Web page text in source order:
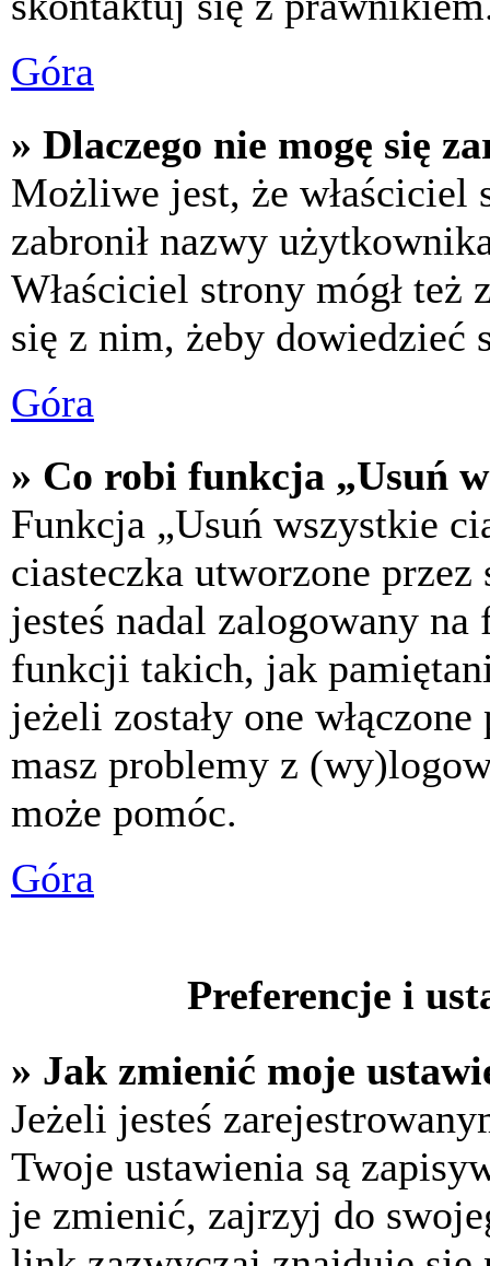
Góra
» Dlaczego nie mogę się
Możliwe jest, że właściciel
zabronił nazwy
Właściciel strony mógł
się z nim, żeby dowiedzieć
Góra
» Co robi funkcja „Usuń
Funkcja „Usuń wszystkie
ciasteczka utworzone
jesteś nadal zalogowany
funkcji takich, jak
jeżeli zostały one
masz problemy z
może pomóc.
Góra
Preferencje i
» Jak zmienić moje
Jeżeli jesteś
Twoje ustawienia są
je zmienić, zajrzyj do